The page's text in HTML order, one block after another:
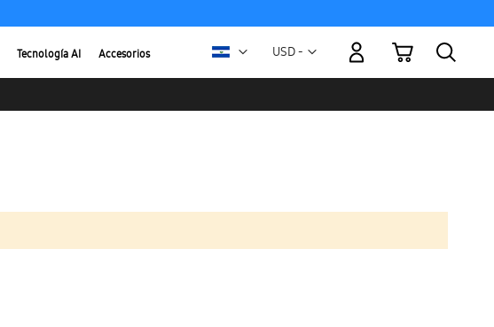
Tecnología AI Accesorios Moneda
USD -
Mi carrito